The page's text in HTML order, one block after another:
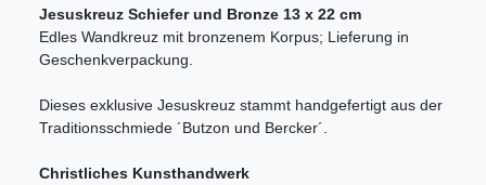
Jesuskreuz Schiefer und Bronze 13 x 22 cm
Edles Wandkreuz mit bronzenem Korpus; Lieferung in
Geschenkverpackung.
Dieses exklusive Jesuskreuz stammt handgefertigt aus der
Traditionsschmiede ´Butzon und Bercker´.
Christliches Kunsthandwerk